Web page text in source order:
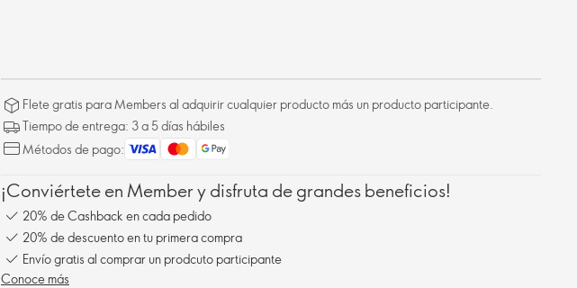
Flete gratis para Members al adquirir cualquier producto más un producto participante.
Tiempo de entrega: 3 a 5 días hábiles
Métodos de pago:
¡Conviértete en Member y disfruta de grandes beneficios!
20% de Cashback en cada pedido
20% de descuento en tu primera compra
Envío gratis al comprar un prodcuto participante
Conoce más